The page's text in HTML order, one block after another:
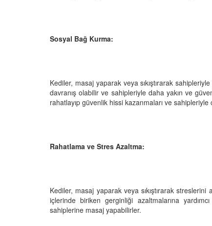
Sosyal Bağ Kurma:
Kediler, masaj yaparak veya sıkıştırarak
davranış olabilir ve sahipleriyle daha yakın ve
rahatlayıp güvenlik hissi kazanmaları ve
Rahatlama ve Stres Azaltma:
Kediler, masaj yaparak veya sıkıştırarak
içlerinde biriken gerginliği azaltmalarına
sahiplerine masaj yapabilirler.
Sahiplerine Ölü
Olunca Gerçekten
Renk Gözleri
Evde Kediler İçin
Kedi Beslenmesi:
Kuru Mama mı?
Kedi Psikolojisi:
Kediler Zamanla
Mırlamaya Başladı?
Bakış